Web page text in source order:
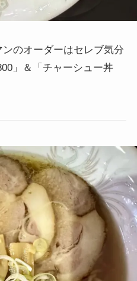
のオーダーはセレブ気分
」＆「チャーシュー丼